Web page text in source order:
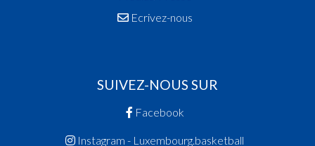
Ecrivez-nous
SUIVEZ-NOUS SUR
Facebook
Instagram - Luxembourg.basketball